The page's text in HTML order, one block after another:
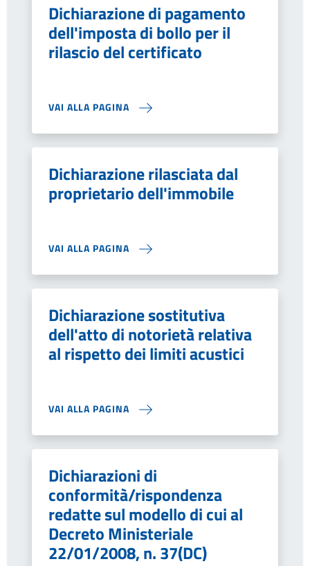
Dichiarazione di pagamento
dell'imposta di bollo per il
rilascio del certificato
VAI ALLA PAGINA
Dichiarazione rilasciata dal
proprietario dell'immobile
VAI ALLA PAGINA
Dichiarazione sostitutiva
dell'atto di notorietà relativa
al rispetto dei limiti acustici
VAI ALLA PAGINA
Dichiarazioni di
conformità/rispondenza
redatte sul modello di cui al
Decreto Ministeriale
22/01/2008, n. 37(DC)